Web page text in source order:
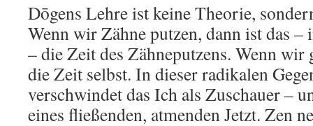
Dōgens Lehre ist keine Theorie,
Wenn wir Zähne putzen, dann ist das –
– die Zeit des Zähneputzens. Wenn wir
die Zeit selbst. In dieser radikalen
verschwindet das Ich als Zuschauer –
eines fließenden, atmenden Jetzt. Zen